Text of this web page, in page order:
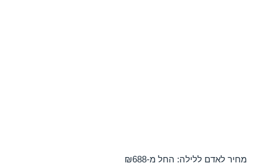
מחיר לאדם ללילה: החל מ-₪688